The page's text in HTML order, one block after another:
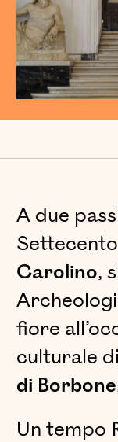
A due
Carolino,
fiore
culturale di
di Borbone
Un tempo